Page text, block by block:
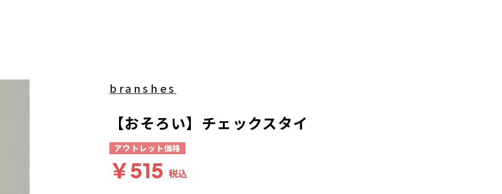
branshes
【おそろい】チェックスタイ
アウトレット価格
￥515 税込